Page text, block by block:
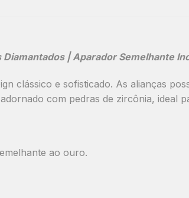
| Aparador Semelhante
clássico e sofisticado. As alianças
com pedras de zircônia, ideal
ao ouro.